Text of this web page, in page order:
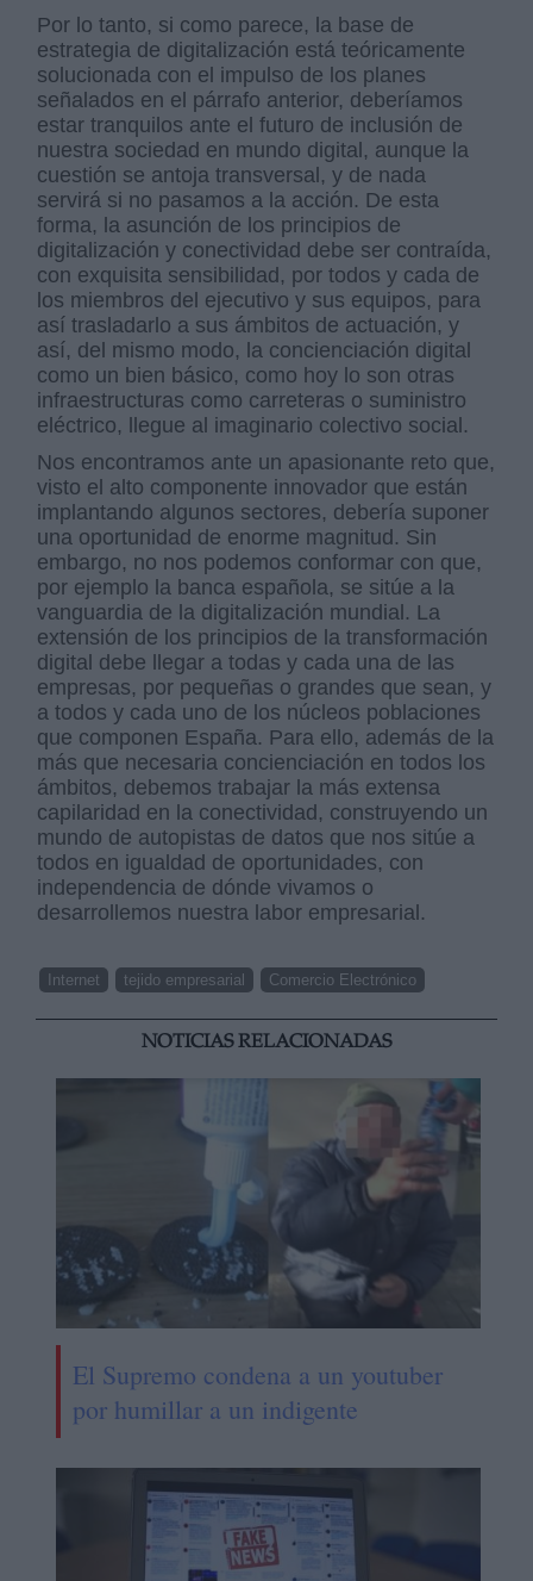
Por lo tanto, si como parece, la base de
estrategia de digitalización está teóricamente
solucionada con el impulso de los planes
señalados en el párrafo anterior, deberíamos
estar tranquilos ante el futuro de inclusión de
nuestra sociedad en mundo digital, aunque la
cuestión se antoja transversal, y de nada
servirá si no pasamos a la acción. De esta
forma, la asunción de los principios de
digitalización y conectividad debe ser contraída,
con exquisita sensibilidad, por todos y cada de
los miembros del ejecutivo y sus equipos, para
así trasladarlo a sus ámbitos de actuación, y
así, del mismo modo, la concienciación digital
como un bien básico, como hoy lo son otras
infraestructuras como carreteras o suministro
eléctrico, llegue al imaginario colectivo social.
Nos encontramos ante un apasionante reto que,
visto el alto componente innovador que están
implantando algunos sectores, debería suponer
una oportunidad de enorme magnitud. Sin
embargo, no nos podemos conformar con que,
por ejemplo la banca española, se sitúe a la
vanguardia de la digitalización mundial. La
extensión de los principios de la transformación
digital debe llegar a todas y cada una de las
empresas, por pequeñas o grandes que sean, y
a todos y cada uno de los núcleos poblaciones
que componen España. Para ello, además de la
más que necesaria concienciación en todos los
ámbitos, debemos trabajar la más extensa
capilaridad en la conectividad, construyendo un
mundo de autopistas de datos que nos sitúe a
todos en igualdad de oportunidades, con
independencia de dónde vivamos o
desarrollemos nuestra labor empresarial.
Internet tejido empresarial Comercio Electrónico
NOTICIAS RELACIONADAS
El Supremo condena a un youtuber
por humillar a un indigente